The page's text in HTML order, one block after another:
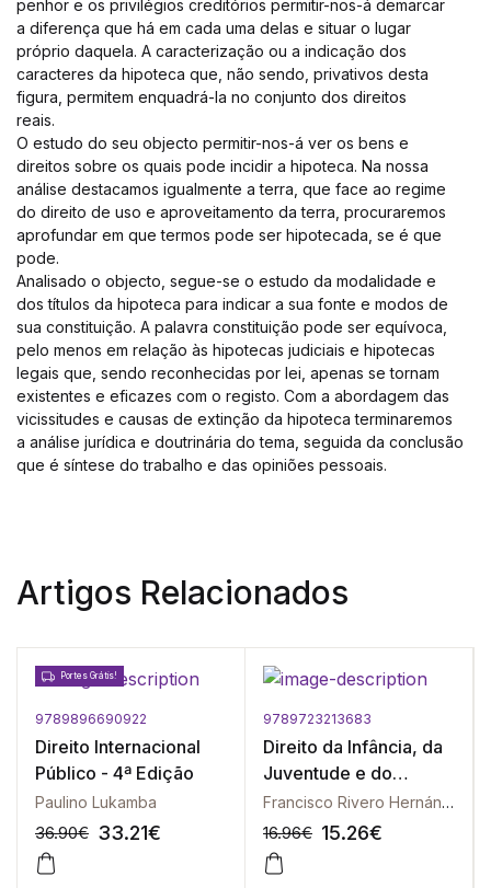
penhor e os privilégios creditórios permitir-nos-á demarcar
a diferença que há em cada uma delas e situar o lugar
próprio daquela. A caracterização ou a indicação dos
caracteres da hipoteca que, não sendo, privativos desta
figura, permitem enquadrá-la no conjunto dos direitos
reais.
O estudo do seu objecto permitir-nos-á ver os bens e
direitos sobre os quais pode incidir a hipoteca. Na nossa
análise destacamos igualmente a terra, que face ao regime
do direito de uso e aproveitamento da terra, procuraremos
aprofundar em que termos pode ser hipotecada, se é que
pode.
Analisado o objecto, segue-se o estudo da modalidade e
dos títulos da hipoteca para indicar a sua fonte e modos de
sua constituição. A palavra constituição pode ser equívoca,
pelo menos em relação às hipotecas judiciais e hipotecas
legais que, sendo reconhecidas por lei, apenas se tornam
existentes e eficazes com o registo. Com a abordagem das
vicissitudes e causas de extinção da hipoteca terminaremos
a análise jurídica e doutrinária do tema, seguida da conclusão
que é síntese do trabalho e das opiniões pessoais.
Artigos Relacionados
Portes Grátis!
9789896690922
Direito Internacional
Público - 4ª Edição
Paulino Lukamba
36.90€ 33.21€
9789723213683
Direito da Infância, da
Juventude e do
Envelhecimento
Francisco Rivero Hernández | Nieves Sanz Mulas | Silvia Larizza | Simona Silvani | Paulo Guerra | Mónica Jardim | Heloísa Perista | Paula Távora Vitor | Joana Sousa Ribeiro | Siro Darlan de Oliveira
16.96€ 15.26€